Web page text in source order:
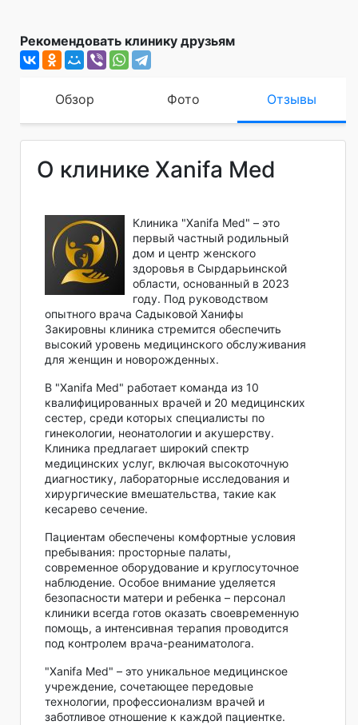
Рекомендовать клинику друзьям
Обзор Фото Отзывы
О клинике Xanifa Med
Клиника "Xanifa Med" – это
первый частный родильный
дом и центр женского
здоровья в Сырдарьинской
области, основанный в 2023
году. Под руководством
опытного врача Садыковой Ханифы
Закировны клиника стремится обеспечить
высокий уровень медицинского обслуживания
для женщин и новорожденных.
В "Xanifa Med" работает команда из 10
квалифицированных врачей и 20 медицинских
сестер, среди которых специалисты по
гинекологии, неонатологии и акушерству.
Клиника предлагает широкий спектр
медицинских услуг, включая высокоточную
диагностику, лабораторные исследования и
хирургические вмешательства, такие как
кесарево сечение.
Пациентам обеспечены комфортные условия
пребывания: просторные палаты,
современное оборудование и круглосуточное
наблюдение. Особое внимание уделяется
безопасности матери и ребенка – персонал
клиники всегда готов оказать своевременную
помощь, а интенсивная терапия проводится
под контролем врача-реаниматолога.
"Xanifa Med" – это уникальное медицинское
учреждение, сочетающее передовые
технологии, профессионализм врачей и
заботливое отношение к каждой пациентке.